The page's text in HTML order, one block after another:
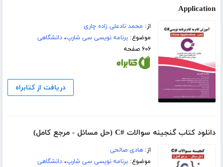
Application
از: محمد نادعلی زاده چاری
موضوع:برنامه نویسی سی شارپ،دانشگاهی
۶۰۶ صفحه
دریافت از کتابراه
دانلود کتاب گنجینه سوالات #C (حل مسائل - مرجع کامل)
از:هادی صالحی
موضوع:برنامه نویسی سی شارپ،دانشگاهی